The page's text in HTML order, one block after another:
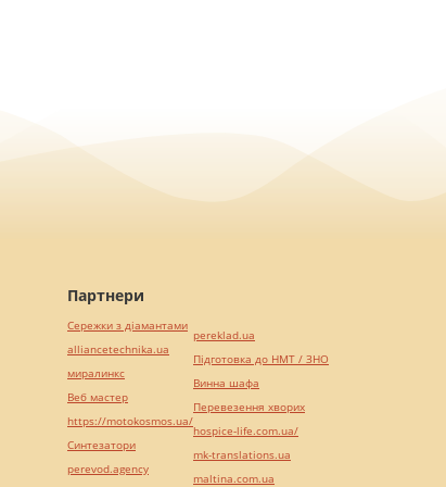
Партнери
Сережки з діамантами
alliancetechnika.ua
миралинкс
Веб мастер
https://motokosmos.ua/
Синтезатори
perevod.agency
pereklad.ua
Підготовка до НМТ / ЗНО
Винна шафа
Перевезення хворих
hospice-life.com.ua/
mk-translations.ua
maltina.com.ua